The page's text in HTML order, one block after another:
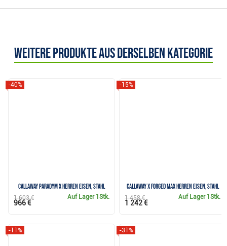
Weitere Produkte aus derselben Kategorie
Callaway Paradym X Herren Eisen, Stahl
-40%
Auf Lager 1Stk.
1 603 €
966 €
Callaway X Forged Max Herren Eisen, Stahl
-15%
Auf Lager 1Stk.
1 458 €
1 242 €
-11% -31%